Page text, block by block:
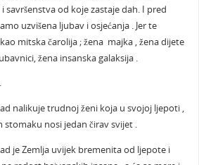
savršenstva od koje zastaje dah. I pred
uzvišena ljubav i osjećanja . Jer te
mitska čarolija ; žena majka , žena dijete
žena insanska galaksija .
nalikuje trudnoj ženi koja u svojoj ljepoti ,
stomaku nosi jedan čirav svijet .
je Zemlja uvijek bremenita od ljepote i